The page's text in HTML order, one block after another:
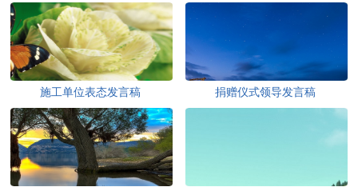
施工单位表态发言稿 捐赠仪式领导发言稿